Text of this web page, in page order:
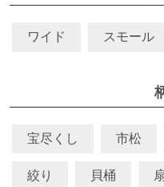
ワイド スモール
宝尽くし 市松
絞り 貝桶